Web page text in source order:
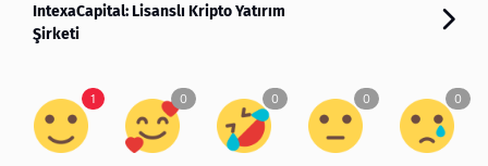
IntexaCapital: Lisanslı Kripto Yatırım
Şirketi